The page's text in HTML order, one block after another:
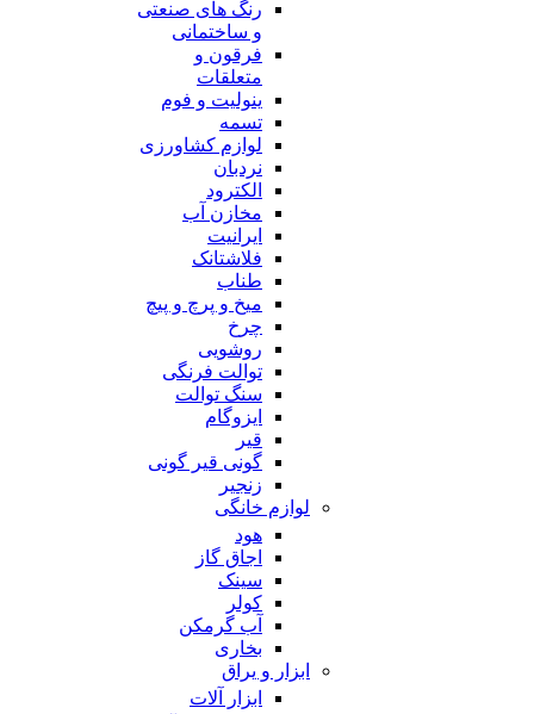
رنگ های صنعتی
و ساختمانی
فرقون و
متعلقات
ینولیت و فوم
تسمه
لوازم کشاورزی
نردبان
الکترود
مخازن آب
ایرانیت
فلاشتانک
طناب
میخ و پرچ و پیچ
چرخ
روشویی
توالت فرنگی
سنگ توالت
ایزوگام
قیر
گونی قیر گونی
زنجیر
لوازم خانگی
هود
اجاق گاز
سینک
کولر
آب گرمکن
بخاری
ابزار و یراق
ابزار آلات